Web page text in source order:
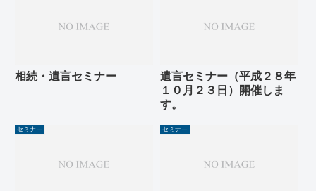
相続・遺言セミナー
遺言セミナー（平成２８年
１０月２３日）開催しま
す。
セミナー セミナー